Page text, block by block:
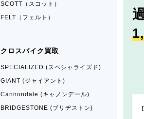
SCOTT（スコット）
FELT（フェルト）
クロスバイク買取
SPECIALIZED (スペシャライズド)
GIANT (ジャイアント)
Cannondale (キャノンデール)
BRIDGESTONE (ブリヂストン)